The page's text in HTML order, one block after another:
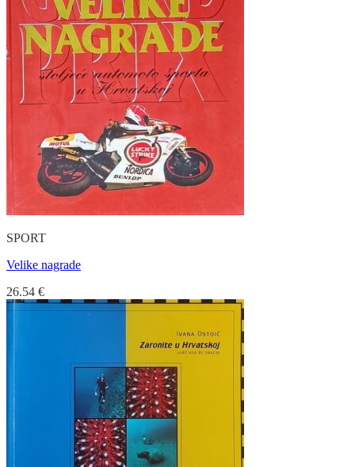
SPORT
Velike nagrade
26.54 €